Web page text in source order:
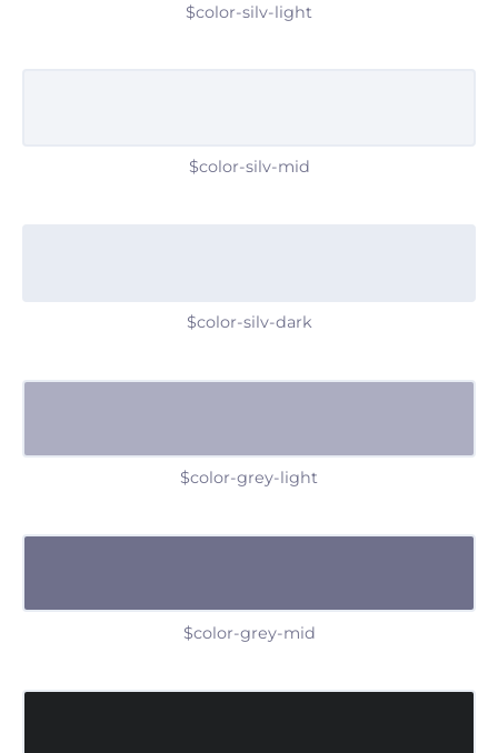
$color-silv-light
$color-silv-mid
$color-silv-dark
$color-grey-light
$color-grey-mid